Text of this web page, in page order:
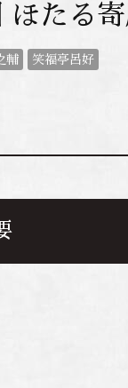
ほたる
輔 笑福亭呂好